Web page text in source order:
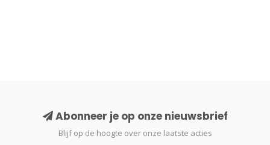
Abonneer je op onze nieuwsbrief
Blijf op de hoogte over onze laatste acties